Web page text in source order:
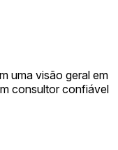
uma visão geral em
consultor confiável